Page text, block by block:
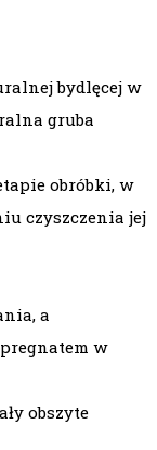
bydlęcej w
gruba
obróbki, w
czyszczenia jej
a
w
obszyte